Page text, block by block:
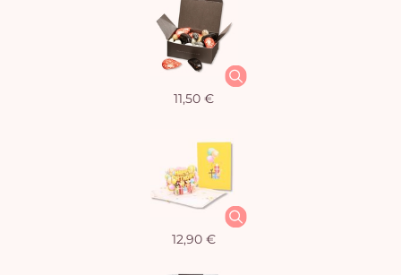
11,50 €
12,90 €